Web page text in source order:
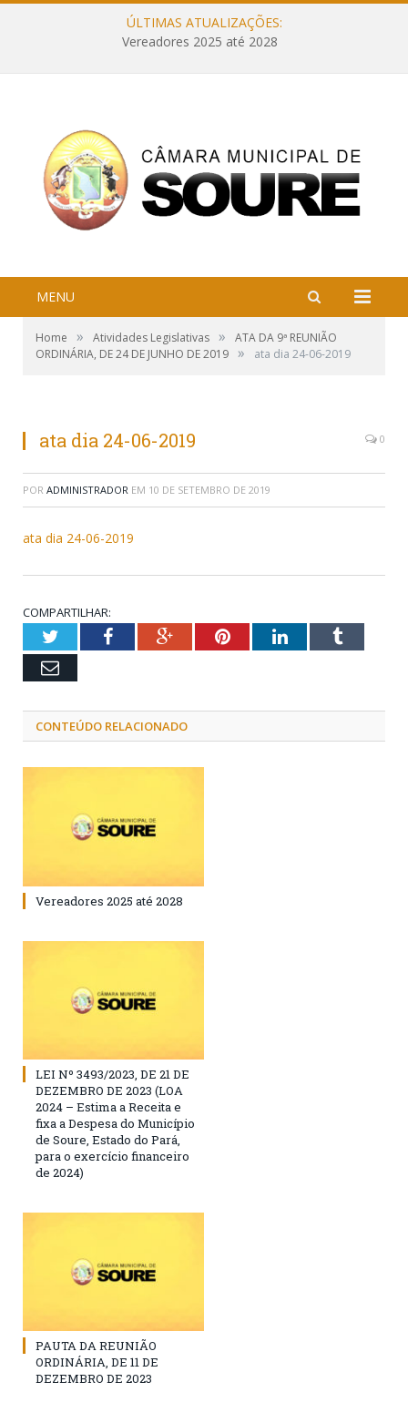
ÚLTIMAS ATUALIZAÇÕES:
Vereadores 2025 até 2028
MENU
Home » Atividades Legislativas »
ATA DA 9ª REUNIÃO
ORDINÁRIA, DE 24 DE JUNHO DE 2019 » ata dia 24-06-2019
ata dia 24-06-2019 0
POR ADMINISTRADOR EM 10 DE SETEMBRO DE 2019
ata dia 24-06-2019
COMPARTILHAR:
TwitterFacebookGoogle+PinterestLinkedInTumblr
Email
CONTEÚDO RELACIONADO
Vereadores 2025 até 2028
LEI Nº 3493/2023, DE 21 DE
DEZEMBRO DE 2023 (LOA
2024 – Estima a Receita e
fixa a Despesa do Município
de Soure, Estado do Pará,
para o exercício financeiro
de 2024)
PAUTA DA REUNIÃO
ORDINÁRIA, DE 11 DE
DEZEMBRO DE 2023